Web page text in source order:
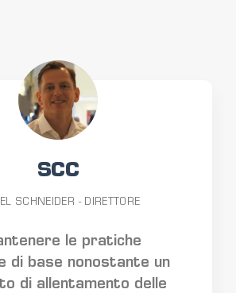
SCC
SCHNEIDER - DIRETTORE
le pratiche
di base nonostante un
di allentamento delle